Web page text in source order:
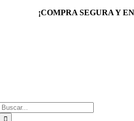
¡COMPRA SEGURA Y